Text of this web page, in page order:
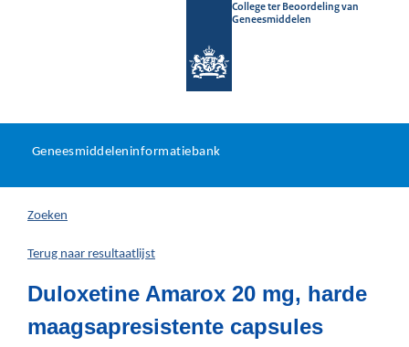
College ter Beoordeling van
Geneesmiddelen
U
hier:
Geneesmiddeleninformatiebank
Zoeken
Terug naar resultaatlijst
Duloxetine Amarox 20 mg, harde
maagsapresistente capsules